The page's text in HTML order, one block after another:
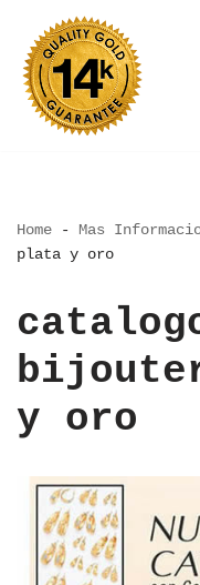
Saltar
al
contenido
Home - Mas
plata y oro
y oro